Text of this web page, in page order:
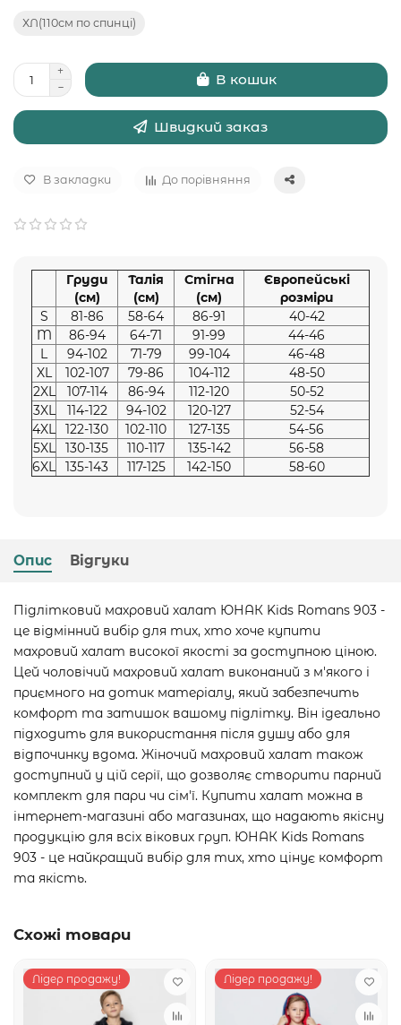
ХЛ(110см по спинці)
В кошик
Швидкий заказ
В закладки До порівняння
Груди
(см)
Талія
(см)
Стігна
(см)
Європейські
розміри
S
81-86 58-64 86-91
40-42
M
86-94 64-71 91-99
44-46
L
94-102 71-79 99-104
46-48
XL
102-107 79-86 104-112
48-50
2XL
107-114 86-94 112-120
50-52
3XL
114-122 94-102 120-127
52-54
4XL
122-130 102-110 127-135
54-56
5XL
130-135 110-117 135-142
56-58
6XL
135-143 117-125 142-150 58-60
Опис Відгуки
Підлітковий махровий халат ЮНАК Kids Romans 903 -
це відмінний вибір для тих, хто хоче купити
махровий халат високої якості за доступною ціною.
Цей чоловічий махровий халат виконаний з м'якого і
приємного на дотик матеріалу, який забезпечить
комфорт та затишок вашому підлітку. Він ідеально
підходить для використання після душу або для
відпочинку вдома. Жіночий махровий халат також
доступний у цій серії, що дозволяє створити парний
комплект для пари чи сім'ї. Купити халат можна в
інтернет-магазині або магазинах, що надають якісну
продукцію для всіх вікових груп. ЮНАК Kids Romans
903 - це найкращий вибір для тих, хто цінує комфорт
та якість.
Схожі товари
Лідер продажу! Лідер продажу!